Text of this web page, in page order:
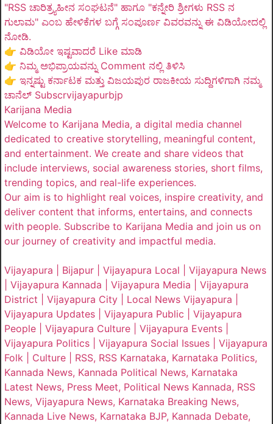
"RSS ಚಾರಿತ್ರ್ಯಹೀನ ಸಂಘಟನೆ" ಹಾಗೂ "ಕನ್ನೇರಿ ಶ್ರೀಗಳು RSS ನ
ಗುಲಾಮ" ಎಂಬ ಹೇಳಿಕೆಗಳ ಬಗ್ಗೆ ಸಂಪೂರ್ಣ ವಿವರವನ್ನು ಈ ವಿಡಿಯೋದಲ್ಲಿ
ನೋಡಿ.
👉 ವಿಡಿಯೋ ಇಷ್ಟವಾದರೆ Like ಮಾಡಿ
👉 ನಿಮ್ಮ ಅಭಿಪ್ರಾಯವನ್ನು Comment ನಲ್ಲಿ ತಿಳಿಸಿ
👉 ಇನ್ನಷ್ಟು ಕರ್ನಾಟಕ ಮತ್ತು ವಿಜಯಪುರ ರಾಜಕೀಯ ಸುದ್ದಿಗಳಿಗಾಗಿ ನಮ್ಮ
ಚಾನೆಲ್ Subscrvijayapurbjp
Karijana Media
Welcome to Karijana Media, a digital media channel
dedicated to creative storytelling, meaningful content,
and entertainment. We create and share videos that
include interviews, social awareness stories, short films,
trending topics, and real-life experiences.
Our aim is to highlight real voices, inspire creativity, and
deliver content that informs, entertains, and connects
with people. Subscribe to Karijana Media and join us on
our journey of creativity and impactful media.
Vijayapura | Bijapur | Vijayapura Local | Vijayapura News
| Vijayapura Kannada | Vijayapura Media | Vijayapura
District | Vijayapura City | Local News Vijayapura |
Vijayapura Updates | Vijayapura Public | Vijayapura
People | Vijayapura Culture | Vijayapura Events |
Vijayapura Politics | Vijayapura Social Issues | Vijayapura
Folk | Culture | RSS, RSS Karnataka, Karnataka Politics,
Kannada News, Kannada Political News, Karnataka
Latest News, Press Meet, Political News Kannada, RSS
News, Vijayapura News, Karnataka Breaking News,
Kannada Live News, Karnataka BJP, Kannada Debate,